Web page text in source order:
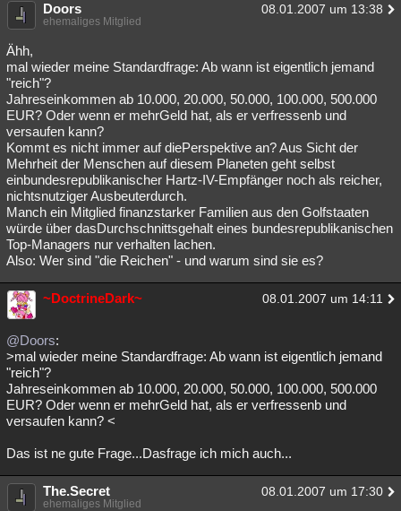
Doors 08.01.2007 um 13:38
ehemaliges Mitglied
Ähh,
mal wieder meine Standardfrage: Ab wann ist eigentlich jemand
"reich"?
Jahreseinkommen ab 10.000, 20.000, 50.000, 100.000, 500.000
EUR? Oder wenn er mehrGeld hat, als er verfressenb und
versaufen kann?
Kommt es nicht immer auf diePerspektive an? Aus Sicht der
Mehrheit der Menschen auf diesem Planeten geht selbst
einbundesrepublikanischer Hartz-IV-Empfänger noch als reicher,
nichtsnutziger Ausbeuterdurch.
Manch ein Mitglied finanzstarker Familien aus den Golfstaaten
würde über dasDurchschnittsgehalt eines bundesrepublikanischen
Top-Managers nur verhalten lachen.
Also: Wer sind "die Reichen" - und warum sind sie es?
~DoctrineDark~ 08.01.2007 um 14:11
@Doors:
>mal wieder meine Standardfrage: Ab wann ist eigentlich jemand
"reich"?
Jahreseinkommen ab 10.000, 20.000, 50.000, 100.000, 500.000
EUR? Oder wenn er mehrGeld hat, als er verfressenb und
versaufen kann? <
Das ist ne gute Frage...Dasfrage ich mich auch...
The.Secret 08.01.2007 um 17:30
ehemaliges Mitglied